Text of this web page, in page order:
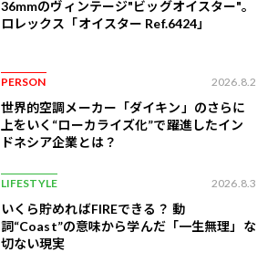
36mmのヴィンテージ"ビッグオイスター"。
ロレックス「オイスター Ref.6424」
PERSON 2026.8.2
世界的空調メーカー「ダイキン」のさらに
上をいく“ローカライズ化”で躍進したイン
ドネシア企業とは？
LIFESTYLE 2026.8.3
いくら貯めればFIREできる？ 動
詞“Coast”の意味から学んだ「一生無理」な
切ない現実